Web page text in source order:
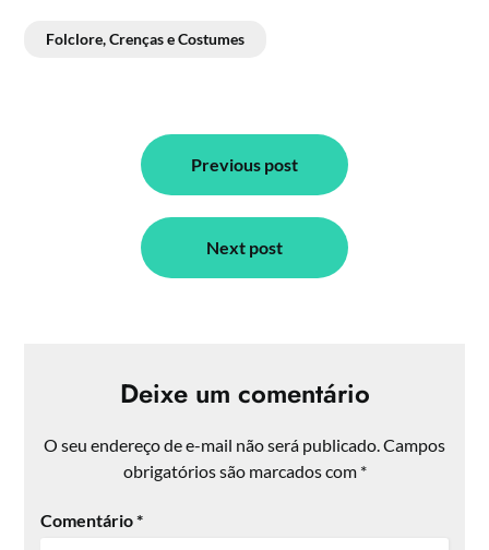
Folclore, Crenças e Costumes
Navegação
Previous post
Next post
Deixe um comentário
O seu endereço de e-mail não será publicado. Campos
obrigatórios são marcados com *
Comentário*